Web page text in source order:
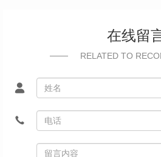
在线留
RELATED TO